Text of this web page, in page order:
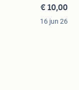
€ 10,00
16 jun 26